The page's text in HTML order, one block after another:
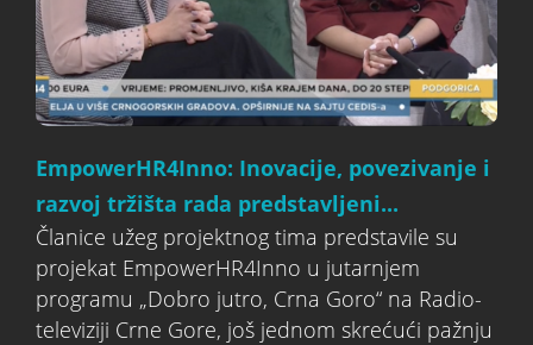
EmpowerHR4Inno: Inovacije, povezivanje i
razvoj tržišta rada predstavljeni...
Članice užeg projektnog tima predstavile su
projekat EmpowerHR4Inno u jutarnjem
programu „Dobro jutro, Crna Goro“ na Radio-
televiziji Crne Gore, još jednom skrećući pažnju